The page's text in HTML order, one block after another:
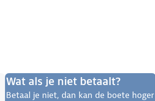
Wat als je niet betaalt?
Betaal je niet, dan kan de boete hoger